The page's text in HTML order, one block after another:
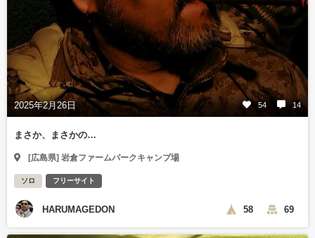
2025年2月26日 54 14
まさか、まさかの…
[広島県] 岩倉ファームパークキャンプ場
ソロ フリーサイト
HARUMAGEDON 58 69